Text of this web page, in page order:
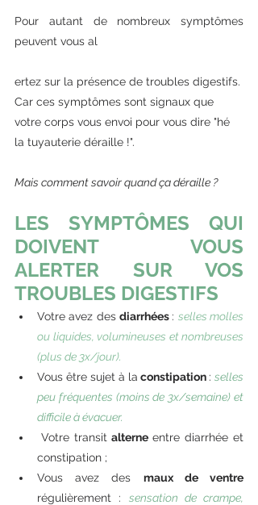
Pour autant de nombreux symptômes
peuvent vous al
ertez sur la présence de troubles digestifs.
Car ces symptômes sont signaux que
votre corps vous envoi pour vous dire "hé
la tuyauterie déraille !".
Mais comment savoir quand ça déraille ?
LES SYMPTÔMES QUI
DOIVENT VOUS
ALERTER SUR VOS
TROUBLES DIGESTIFS
Votre avez des diarrhées : selles molles
ou liquides, volumineuses et nombreuses
(plus de 3x/jour).
Vous être sujet à la constipation : selles
peu fréquentes (moins de 3x/semaine) et
difficile à évacuer.
Votre transit alterne entre diarrhée et
constipation ;
Vous avez des maux de ventre
régulièrement : sensation de crampe,